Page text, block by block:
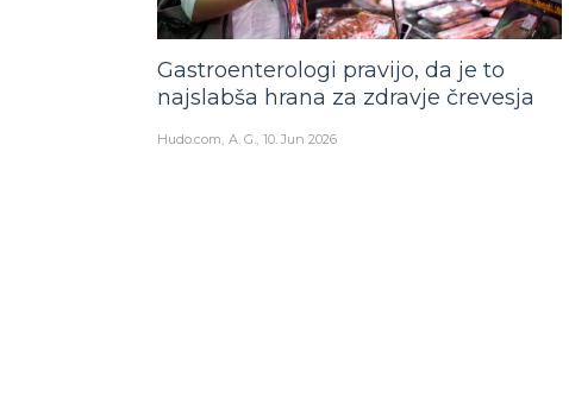
Gastroenterologi pravijo, da je to
najslabša hrana za zdravje črevesja
Hudo.com A. G. 10. Jun 2026